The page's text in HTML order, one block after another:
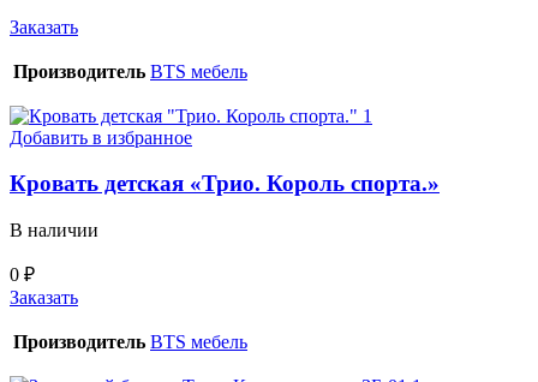
Заказать
Производитель BTS мебель
Добавить в избранное
Кровать детская «Трио. Король спорта.»
В наличии
0 ₽
Заказать
Производитель BTS мебель